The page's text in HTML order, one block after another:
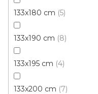
133x180 cm 5
133x190 cm 8
133x195 cm 4
133x200 cm 7
Kusový koberec
od